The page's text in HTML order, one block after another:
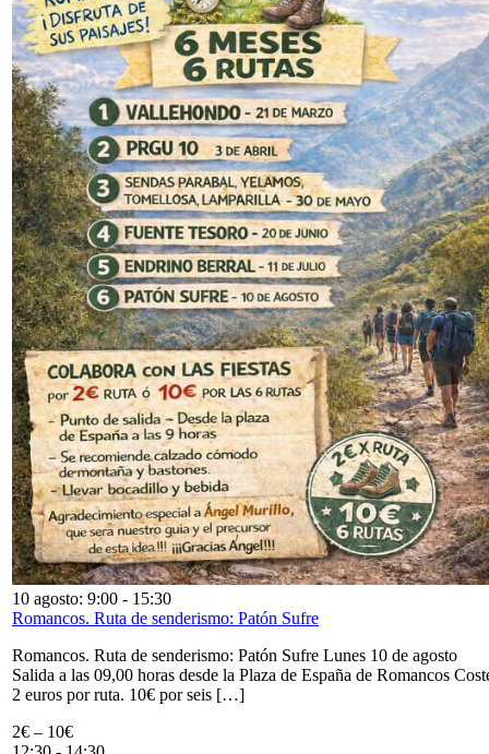
10 agosto: 9:00 - 15:30
Romancos. Ruta de senderismo: Patón Sufre
Romancos. Ruta de senderismo: Patón Sufre Lunes 10 de agosto
Salida a las 09,00 horas desde la Plaza de España de Romancos
2 euros por ruta. 10€ por seis […]
2€ – 10€